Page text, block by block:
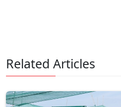
Related Articles